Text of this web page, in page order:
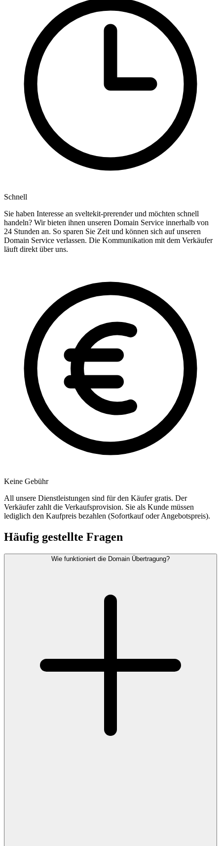
Schnell
Sie haben Interesse an sveltekit-prerender und möchten schnell
handeln? Wir bieten ihnen unseren Domain Service innerhalb von
24 Stunden an. So sparen Sie Zeit und können sich auf unseren
Domain Service verlassen. Die Kommunikation mit dem Verkäufer
läuft direkt über uns.
Keine Gebühr
All unsere Dienstleistungen sind für den Käufer gratis. Der
Verkäufer zahlt die Verkaufsprovision. Sie als Kunde müssen
lediglich den Kaufpreis bezahlen (Sofortkauf oder Angebotspreis).
Häufig gestellte Fragen
Wie funktioniert die Domain Übertragung?